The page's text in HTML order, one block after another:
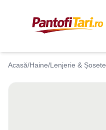
Acasă/Haine/Lenjerie & Șosete